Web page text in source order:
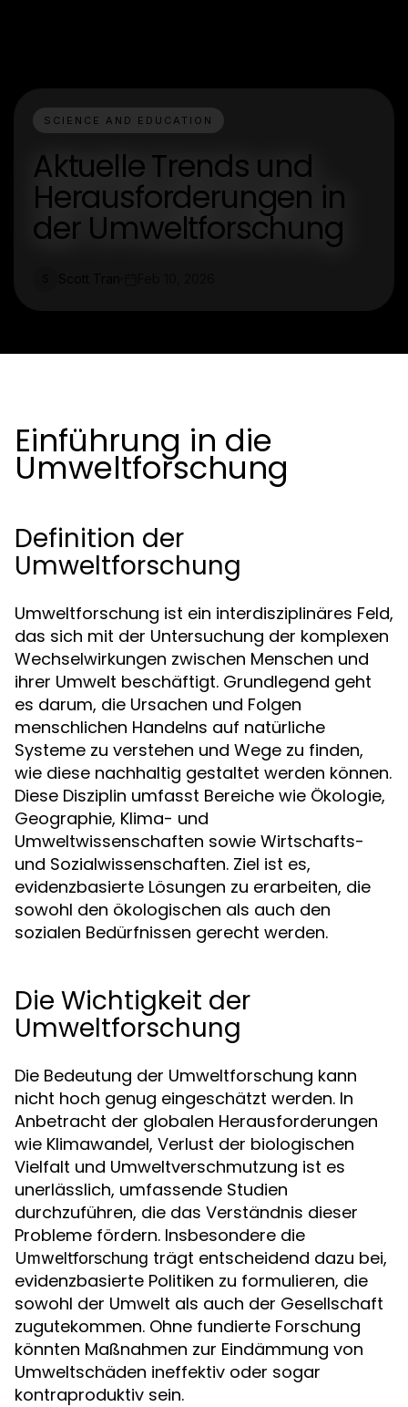
SCIENCE AND EDUCATION
Aktuelle Trends und
Herausforderungen in
der Umweltforschung
Einführung in die
Umweltforschung
Definition der
Umweltforschung
Umweltforschung ist ein interdisziplinäres Feld,
das sich mit der Untersuchung der komplexen
Wechselwirkungen zwischen Menschen und
ihrer Umwelt beschäftigt. Grundlegend geht
es darum, die Ursachen und Folgen
menschlichen Handelns auf natürliche
Systeme zu verstehen und Wege zu finden,
wie diese nachhaltig gestaltet werden können.
Diese Disziplin umfasst Bereiche wie Ökologie,
Geographie, Klima- und
Umweltwissenschaften sowie Wirtschafts-
und Sozialwissenschaften. Ziel ist es,
evidenzbasierte Lösungen zu erarbeiten, die
sowohl den ökologischen als auch den
sozialen Bedürfnissen gerecht werden.
Die Wichtigkeit der
Umweltforschung
Die Bedeutung der Umweltforschung kann
nicht hoch genug eingeschätzt werden. In
Anbetracht der globalen Herausforderungen
wie Klimawandel, Verlust der biologischen
Vielfalt und Umweltverschmutzung ist es
unerlässlich, umfassende Studien
durchzuführen, die das Verständnis dieser
Probleme fördern. Insbesondere die
Umweltforschung trägt entscheidend dazu bei,
evidenzbasierte Politiken zu formulieren, die
sowohl der Umwelt als auch der Gesellschaft
zugutekommen. Ohne fundierte Forschung
könnten Maßnahmen zur Eindämmung von
Umweltschäden ineffektiv oder sogar
kontraproduktiv sein.